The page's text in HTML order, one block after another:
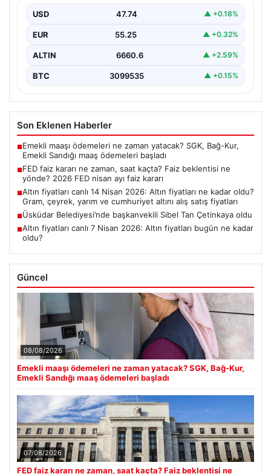
USD 47.74 ▲ +0.18%
EUR 55.25 ▲ +0.32%
ALTIN 6660.6 ▲ +2.59%
BTC 3099535 ▲ +0.15%
Son Eklenen Haberler
■Emekli maaşı ödemeleri ne zaman yatacak? SGK, Bağ-Kur,
Emekli Sandığı maaş ödemeleri başladı
■FED faiz kararı ne zaman, saat kaçta? Faiz beklentisi ne
yönde? 2026 FED nisan ayı faiz kararı
■Altın fiyatları canlı 14 Nisan 2026: Altın fiyatları ne kadar oldu?
Gram, çeyrek, yarım ve cumhuriyet altını alış satış fiyatları
■Üsküdar Belediyesi’nde başkanvekili Sibel Tan Çetinkaya oldu
■Altın fiyatları canlı 7 Nisan 2026: Altın fiyatları bugün ne kadar
oldu?
Güncel
08/08/2026
Emekli maaşı ödemeleri ne zaman yatacak? SGK, Bağ-Kur,
Emekli Sandığı maaş ödemeleri başladı
07/08/2026
FED faiz kararı ne zaman, saat kaçta? Faiz beklentisi ne